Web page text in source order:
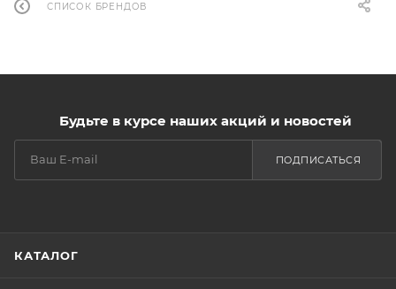
СПИСОК БРЕНДОВ
Будьте в курсе наших акций и новостей
ПОДПИСАТЬСЯ
КАТАЛОГ